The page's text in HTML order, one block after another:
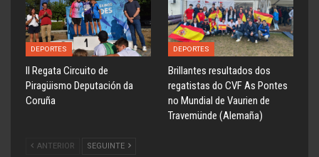
DEPORTES
ll Regata Circuito de
Piragüismo Deputación da
Coruña
DEPORTES
Brillantes resultados dos
regatistas do CVF As Pontes
no Mundial de Vaurien de
Travemünde (Alemaña)
ANTERIOR SEGUINTE